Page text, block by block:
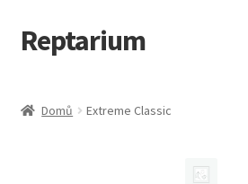
Přeskočit
na
Přejít
k
webu
Reptarium
Domů Extreme Classic